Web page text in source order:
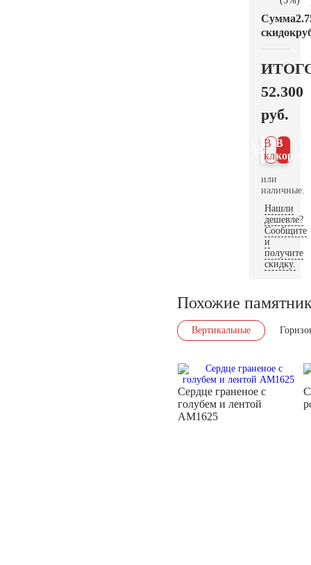
Сумма
скидок
52.300
руб.
В
В 1
клик
или
наличные.
Нашли
дешевле?
Сообщите
и
получите
скидку.
Похожие
Вертикальные
Сердце граненое с
голубем и лентой
AM1625